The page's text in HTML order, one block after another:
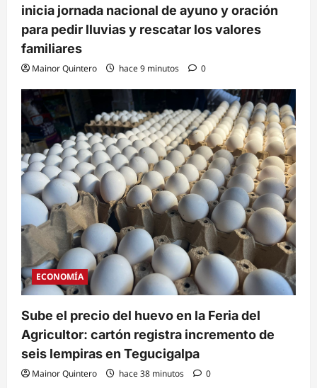
inicia jornada nacional de ayuno y oración
para pedir lluvias y rescatar los valores
familiares
Mainor Quintero hace 9 minutos 0
ECONOMÍA
Sube el precio del huevo en la Feria del
Agricultor: cartón registra incremento de
seis lempiras en Tegucigalpa
Mainor Quintero hace 38 minutos 0